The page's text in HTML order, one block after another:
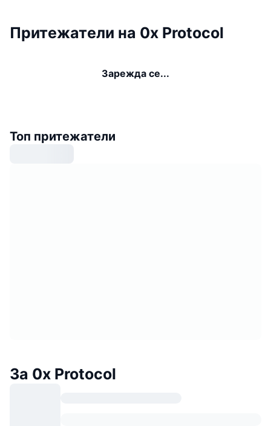
Притежатели на 0x Protocol
Зарежда се...
Топ притежатели
За 0x Protocol